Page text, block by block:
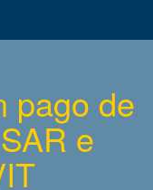
pago de
e